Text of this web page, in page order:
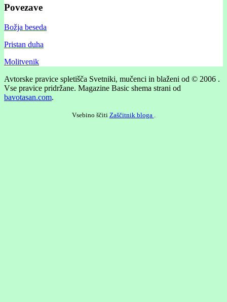
Povezave
Božja beseda
Pristan duha
Molitvenik
Avtorske pravice spletišča Svetniki, mučenci in blaženi od © 2006 .
Vse pravice pridržane. Magazine Basic shema strani od
bavotasan.com.
Vsebino ščiti Zaščitnik bloga .